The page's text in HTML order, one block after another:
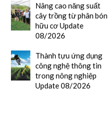
Nâng cao năng suất
cây trồng từ phân bón
hữu cơ Update
08/2026
Thành tựu ứng dụng
công nghệ thông tin
trong nông nghiệp
Update 08/2026